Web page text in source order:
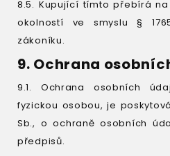
8.5. Kupující tímto přebírá
okolností ve smyslu §
zákoníku.
9. Ochrana
9.1. Ochrana osobních
fyzickou osobou, je
Sb., o ochraně osobních
předpisů.